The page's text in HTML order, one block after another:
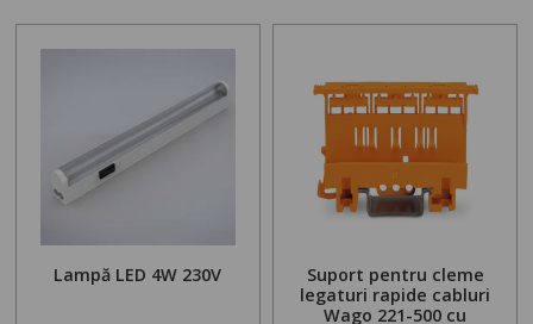
Lampă LED 4W 230V
Suport pentru cleme
legaturi rapide cabluri
Wago 221-500 cu